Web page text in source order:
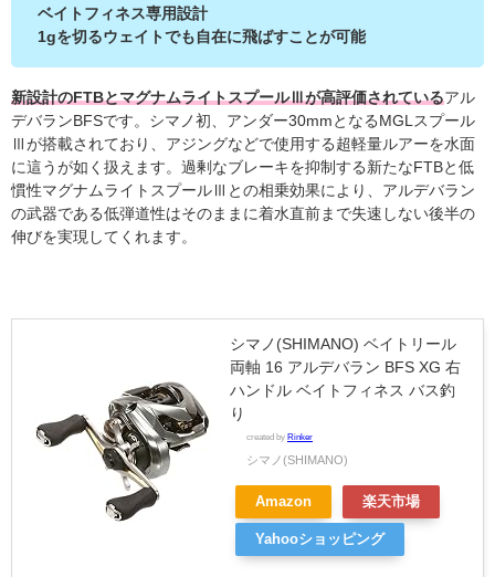
ベイトフィネス専用設計
1gを切るウェイトでも自在に飛ばすことが可能
新設計のFTBとマグナムライトスプールⅢが高評価されているアル
デバランBFSです。シマノ初、アンダー30mmとなるMGLスプール
Ⅲが搭載されており、アジングなどで使用する超軽量ルアーを水面
に這うが如く扱えます。過剰なブレーキを抑制する新たなFTBと低
慣性マグナムライトスプールⅢとの相乗効果により、アルデバラン
の武器である低弾道性はそのままに着水直前まで失速しない後半の
伸びを実現してくれます。
シマノ(SHIMANO) ベイトリール
両軸 16 アルデバラン BFS XG 右
ハンドル ベイトフィネス バス釣
り
created by Rinker
シマノ(SHIMANO)
Amazon 楽天市場
Yahooショッピング